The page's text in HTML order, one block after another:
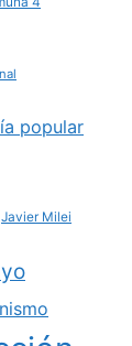
popular
Javier Milei